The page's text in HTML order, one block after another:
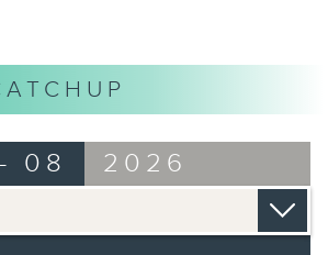
08 2026